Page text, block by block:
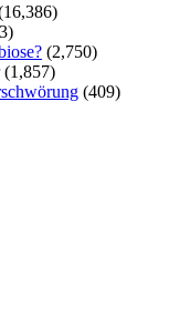
(2,750)
(1,857)
(409)